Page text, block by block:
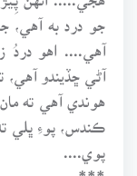
جو درد به آهي،
آهي.... اهو دردُ
آڻي ڇڏيندو
هوندي آهي ته
ڪندس، پوءِ ڀلي
***